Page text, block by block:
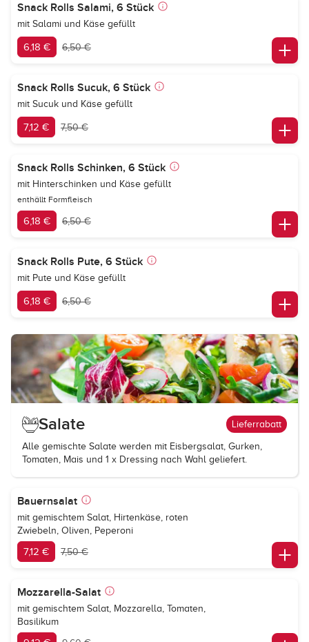
Snack Rolls Salami, 6 Stück
mit Salami und Käse gefüllt
6,18 € 6,50 €
Snack Rolls Sucuk, 6 Stück
mit Sucuk und Käse gefüllt
7,12 € 7,50 €
Snack Rolls Schinken, 6 Stück
mit Hinterschinken und Käse gefüllt
enthällt Formfleisch
6,18 € 6,50 €
Snack Rolls Pute, 6 Stück
mit Pute und Käse gefüllt
6,18 € 6,50 €
Salate Lieferrabatt
Alle gemischte Salate werden mit Eisbergsalat, Gurken,
Tomaten, Mais und 1 x Dressing nach Wahl geliefert.
Bauernsalat
mit gemischtem Salat, Hirtenkäse, roten
Zwiebeln, Oliven, Peperoni
7,12 € 7,50 €
Mozzarella-Salat
mit gemischtem Salat, Mozzarella, Tomaten,
Basilikum